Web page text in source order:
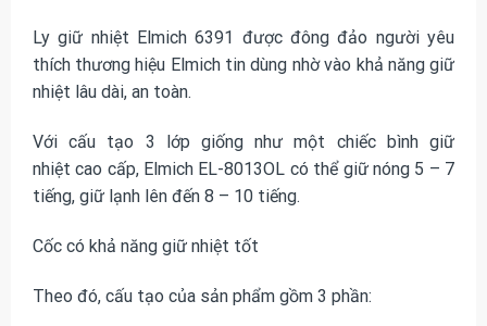
Ly giữ nhiệt Elmich 6391 được đông đảo người yêu
thích thương hiệu Elmich tin dùng nhờ vào khả năng giữ
nhiệt lâu dài, an toàn.
Với cấu tạo 3 lớp giống như một chiếc bình giữ
nhiệt cao cấp, Elmich EL-8013OL có thể giữ nóng 5 – 7
tiếng, giữ lạnh lên đến 8 – 10 tiếng.
Cốc có khả năng giữ nhiệt tốt
Theo đó, cấu tạo của sản phẩm gồm 3 phần: